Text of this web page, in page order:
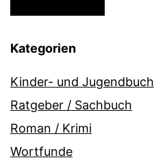
Kategorien
Kinder- und Jugendbuch
Ratgeber / Sachbuch
Roman / Krimi
Wortfunde